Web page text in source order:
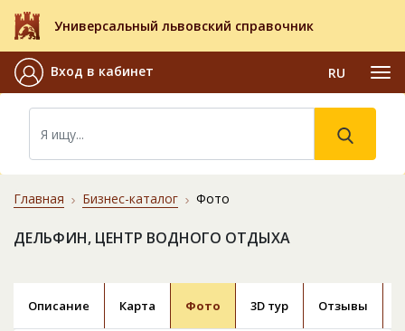
Универсальный львовский справочник
Вход в кабинет RU
Главная Бизнес-каталог Фото
ДЕЛЬФИН, ЦЕНТР ВОДНОГО ОТДЫХА
Описание Карта Фото 3D тур Отзывы